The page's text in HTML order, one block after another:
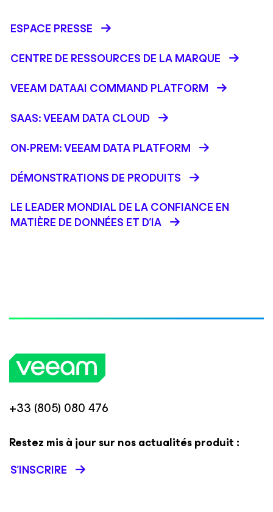
ESPACE PRESSE
CENTRE DE RESSOURCES DE LA MARQUE
VEEAM DATAAI COMMAND PLATFORM
SAAS: VEEAM DATA CLOUD
ON-PREM: VEEAM DATA PLATFORM
DÉMONSTRATIONS DE PRODUITS
LE LEADER MONDIAL DE LA CONFIANCE EN
MATIÈRE DE DONNÉES ET D'IA
+33 (805) 080 476
Restez mis à jour sur nos actualités produit :
S’INSCRIRE